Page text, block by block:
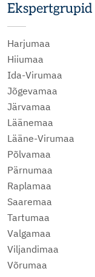
Ekspertgrupid
Harjumaa
Hiiumaa
Ida-Virumaa
Jõgevamaa
Järvamaa
Läänemaa
Lääne-Virumaa
Põlvamaa
Pärnumaa
Raplamaa
Saaremaa
Tartumaa
Valgamaa
Viljandimaa
Võrumaa